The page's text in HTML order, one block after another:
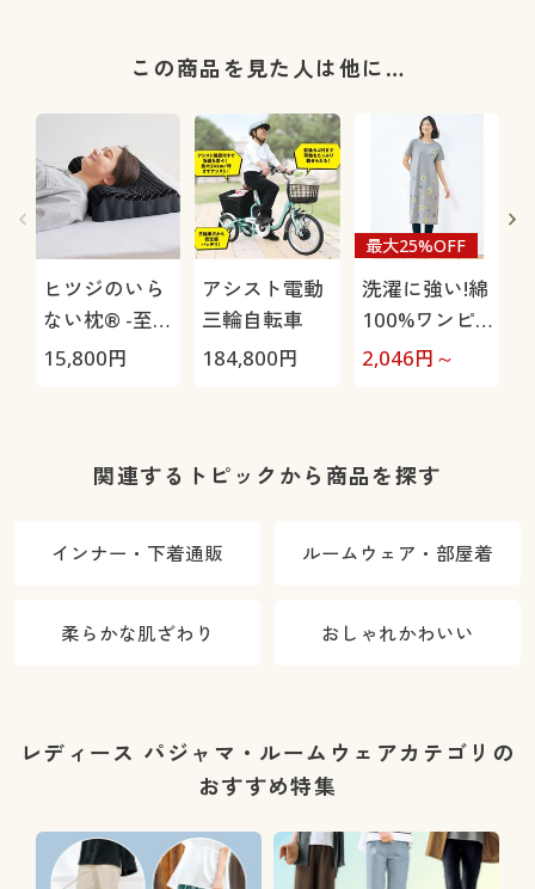
この商品を見た人は他に…
ヒツジのいら
ない枕® -至
極-
15,800円
アシスト電動
三輪自転車
184,800円
洗濯に強い!綿
100%ワンピ
ース
最大25%OFF
2,046円～
関連するトピックから商品を探す
インナー・下着通販 ルームウェア・部屋着
柔らかな肌ざわり おしゃれかわいい
レディース パジャマ・ルームウェアカテゴリの
おすすめ特集